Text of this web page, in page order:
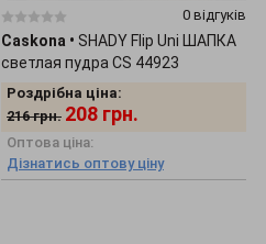
0 відгуків
Caskona • SHADY Flip Uni ШАПКА
светлая пудра CS 44923
Роздрібна ціна:
216 грн. 208 грн.
Оптова ціна:
Дізнатись оптову ціну